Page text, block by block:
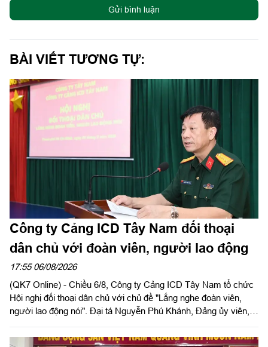
Công ty Cảng ICD Tây Nam đối thoại
dân chủ với đoàn viên, người lao động
17:55 06/08/2026
(QK7 Online) - Chiều 6/8, Công ty Cảng ICD Tây Nam tổ chức
Hội nghị đối thoại dân chủ với chủ đề "Lắng nghe đoàn viên,
người lao động nói". Đại tá Nguyễn Phú Khánh, Đảng ủy viên,
Phó Tổng giám đốc Công ty Tây Nam dự và phát biểu chỉ đạo.
Thượng tá Nguyễn Ngọc Khánh, Giám đốc Công ty Cảng ICD
Tây Nam chủ trì hội nghị. Dự hội nghị có Đại tá Phạm Thị Thu
Hương, Trưởng phòng Công tác quần chúng, Cục Chính trị
Quân khu 7; Đại tá Trần Thị Mỹ Châu, Phó Tổng giám đốc
Công ty Tây Nam cùng đông đảo cán bộ, đoàn viên, người lao